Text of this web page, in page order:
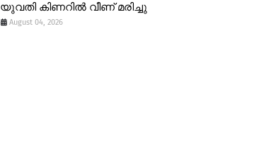
യുവതി കിണറിൽ വീണ് മരിച്ചു
August 04, 2026